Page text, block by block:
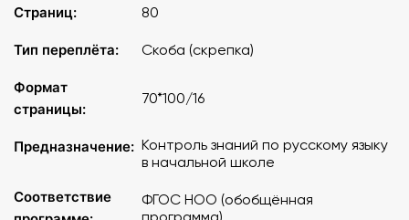
Страниц: 80
Тип переплёта: Скоба (скрепка)
Формат
страницы:
70*100/16
Предназначение: Контроль знаний по русскому языку
в начальной школе
Соответствие
ФГОС НОО (обобщённая
программа)